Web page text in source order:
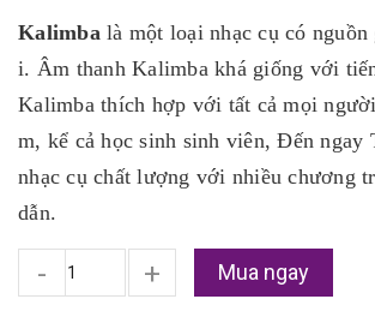
Kalimbalà một loại nhạc cụ có nguồn
i. Âm thanh Kalimba khá giống với
Kalimba thích hợp với tất cả mọi
m, kể cả học sinh sinh viên, Đến ngay
nhạc cụ chất lượng với nhiều chương
dẫn.
- + Mua ngay